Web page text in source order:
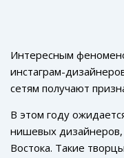
Интересным
инстаграм-
сетям получают
нестандартные
отражение в их
активно использует
В этом году
нишевых
Востока. Такие